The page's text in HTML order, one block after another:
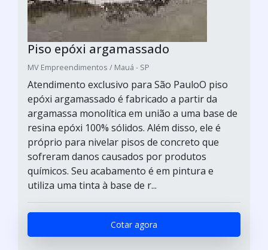
Piso epóxi argamassado
MV Empreendimentos / Mauá - SP
Atendimento exclusivo para São PauloO piso
epóxi argamassado é fabricado a partir da
argamassa monolítica em união a uma base de
resina epóxi 100% sólidos. Além disso, ele é
próprio para nivelar pisos de concreto que
sofreram danos causados por produtos
químicos. Seu acabamento é em pintura e
utiliza uma tinta à base de r...
Cotar agora